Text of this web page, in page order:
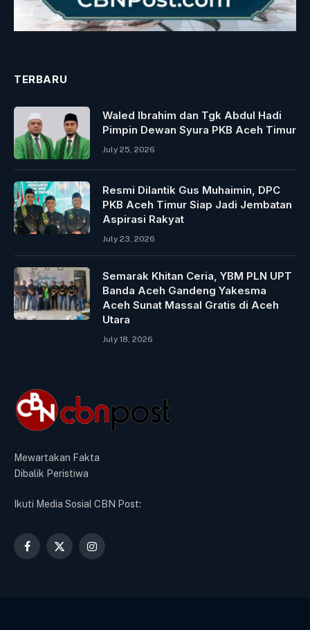
TERBARU
Waled Ibrahim dan Tgk Abdul Hadi
Pimpin Dewan Syura PKB Aceh Timur
July 25, 2026
Resmi Dilantik Gus Muhaimin, DPC
PKB Aceh Timur Siap Jadi Jembatan
Aspirasi Rakyat
July 23, 2026
Semarak Khitan Ceria, YBM PLN UPT
Banda Aceh Gandeng Yakesma
Aceh Sunat Massal Gratis di Aceh
Utara
July 18, 2026
Mewartakan Fakta
Dibalik Peristiwa
Ikuti Media Sosial CBN Post:
Facebook
X
Instagram